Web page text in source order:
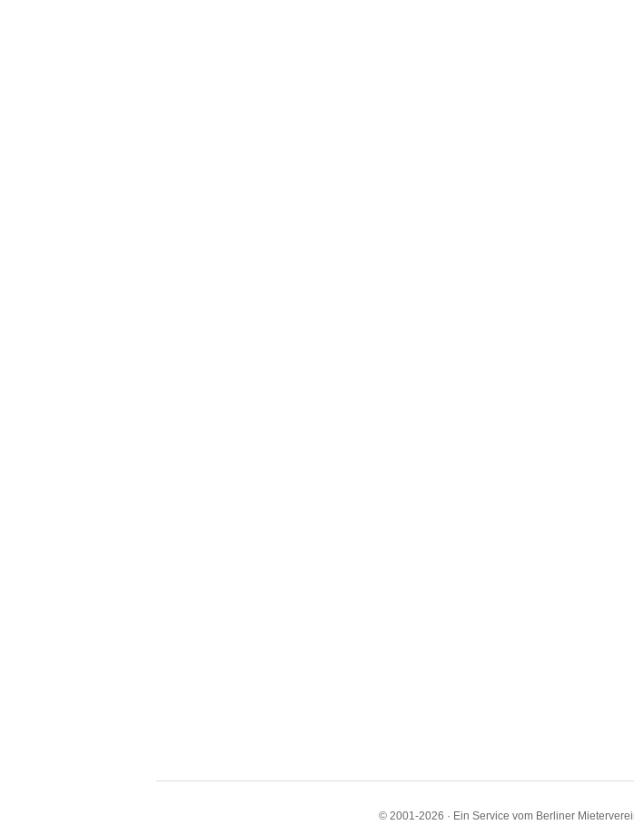
© 2001-2026 · Ein Service vom Berliner